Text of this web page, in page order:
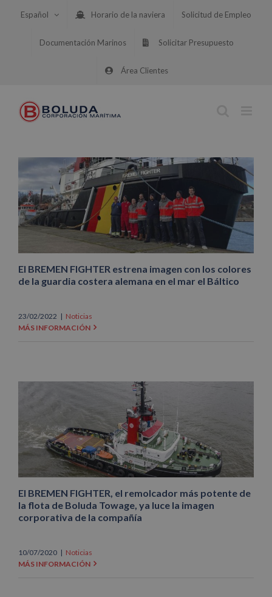
Español Horario de la naviera Solicitud de Empleo
Documentación Marinos Solicitar Presupuesto
Área Clientes
El BREMEN FIGHTER estrena imagen con los colores
de la guardia costera alemana en el mar el Báltico
23/02/2022 | Noticias
MÁS INFORMACIÓN
El BREMEN FIGHTER, el remolcador más potente de
la flota de Boluda Towage, ya luce la imagen
corporativa de la compañía
10/07/2020 | Noticias
MÁS INFORMACIÓN